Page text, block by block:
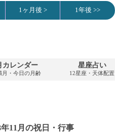
1ヶ月後 > 1年後 >>
カレンダー
月・今日の月齢
星座占い
12星座・天体配置
年11月の祝日・行事